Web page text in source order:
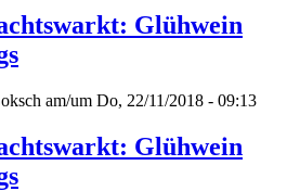
Glühwein
am/um Do, 22/11/2018 - 09:13
Glühwein